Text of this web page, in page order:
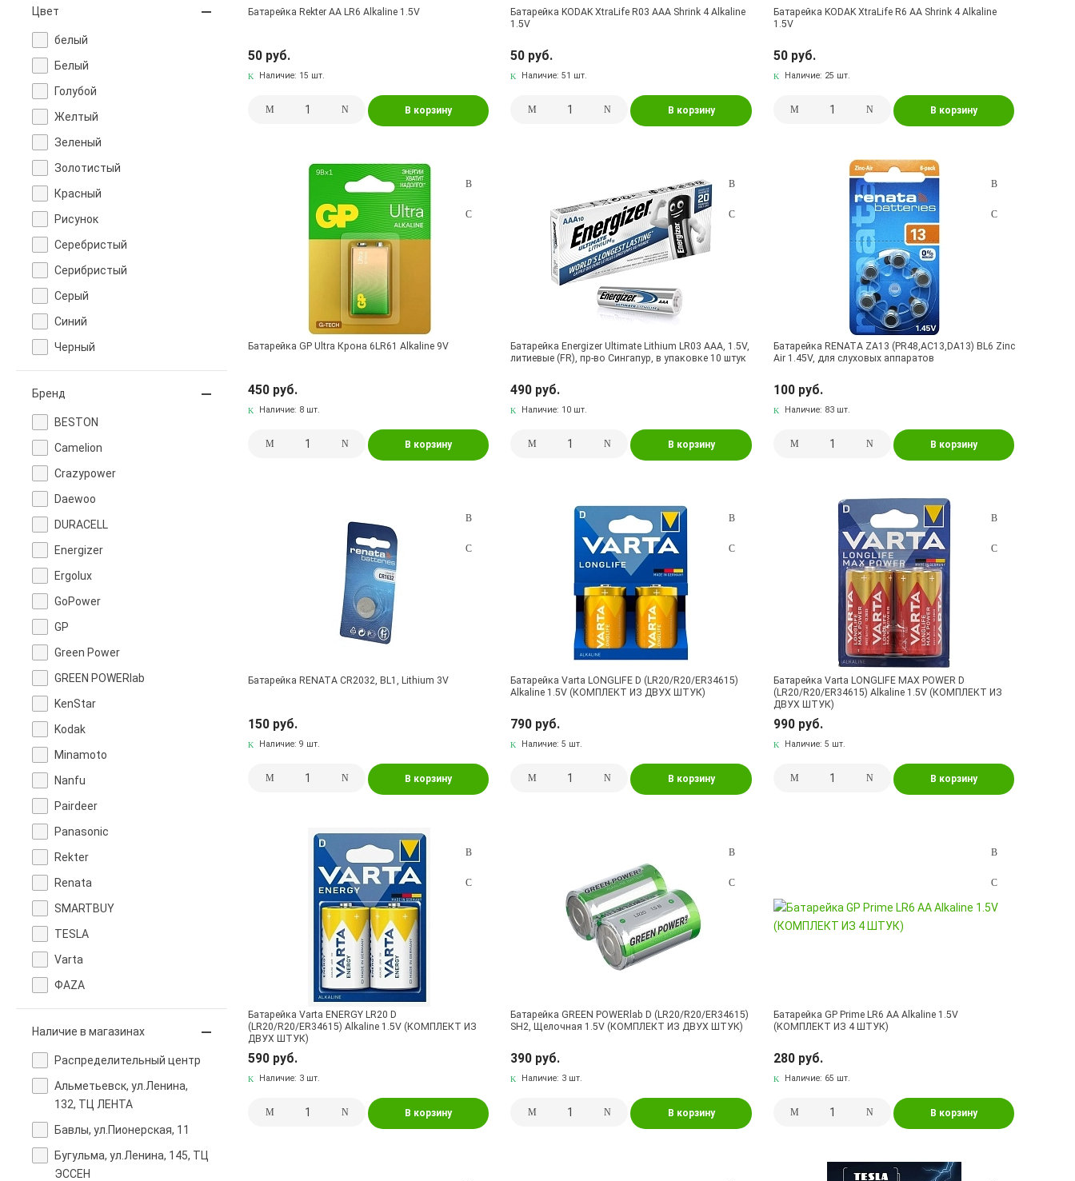
Цвет
белый
Белый
Голубой
Желтый
Зеленый
Золотистый
Красный
Рисунок
Серебристый
Серибристый
Серый
Синий
Черный
Бренд
BESTON
Camelion
Crazypower
Daewoo
DURACELL
Energizer
Ergolux
GoPower
GP
Green Power
GREEN POWERlab
KenStar
Kodak
Minamoto
Nanfu
Pairdeer
Panasonic
Rekter
Renata
SMARTBUY
TESLA
Varta
ФАZA
Наличие в магазинах
Pаспределительный центр
Альметьевск, ул.Ленина,
132, ТЦ ЛЕНТА
Бавлы, ул.Пионерская, 11
Бугульма, ул.Ленина, 145, ТЦ
ЭССЕН
Батарейка Rekter AA LR6 Alkaline 1.5V
50 руб.
Наличие: 15 шт.
В корзину
Батарейка KODAK XtraLife R03 AAA Shrink 4 Alkaline
1.5V
50 руб.
Наличие:51 шт.
В корзину
Батарейка KODAK XtraLife R6 AA Shrink 4 Alkaline
1.5V
50 руб.
Наличие: 25 шт.
В корзину
Батарейка GP Ultra Крона 6LR61 Alkaline 9V
450 руб.
Наличие: 8 шт.
В корзину
Батарейка Energizer Ultimate Lithium LR03 AAA, 1.5V,
литиевые (FR), пр-во Сингапур, в упаковке 10 штук
490 руб.
Наличие: 10 шт.
В корзину
Батарейка RENATA ZA13 (PR48,AC13,DA13) BL6 Zinc
Air 1.45V, для слуховых аппаратов
100 руб.
Наличие: 83 шт.
В корзину
Батарейка RENATA CR2032, BL1, Lithium 3V
150 руб.
Наличие:9 шт.
В корзину
Батарейка Varta LONGLIFE D (LR20/R20/ER34615)
Alkaline 1.5V (КОМПЛЕКТ ИЗ ДВУХ ШТУК)
790 руб.
Наличие:5 шт.
В корзину
Батарейка Varta LONGLIFE MAX POWER D
(LR20/R20/ER34615) Alkaline 1.5V (КОМПЛЕКТ ИЗ
ДВУХ ШТУК)
990 руб.
Наличие: 5 шт.
В корзину
Батарейка Varta ENERGY LR20 D
(LR20/R20/ER34615) Alkaline 1.5V (КОМПЛЕКТ ИЗ
ДВУХ ШТУК)
590 руб.
Наличие: 3 шт.
В корзину
Батарейка GREEN POWERlab D (LR20/R20/ER34615)
SH2, Щелочная 1.5V (КОМПЛЕКТ ИЗ ДВУХ ШТУК)
390 руб.
Наличие: 3 шт.
В корзину
Батарейка GP Prime LR6 AA Alkaline 1.5V
(КОМПЛЕКТ ИЗ 4 ШТУК)
280 руб.
Наличие: 65 шт.
В корзину